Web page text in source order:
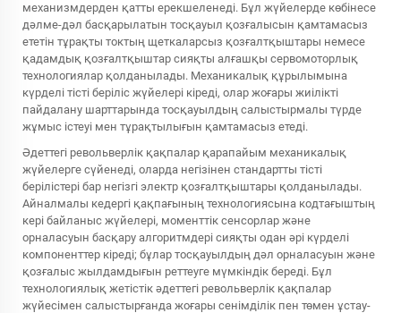
механизмдерден қатты ерекшеленеді. Бұл жүйелерде көбінесе
дәлме-дәл басқарылатын тосқауыл қозғалысын қамтамасыз
ететін тұрақты токтың щеткаларсыз қозғалтқыштары немесе
қадамдық қозғалтқыштар сияқты алғашқы сервомоторлық
технологиялар қолданылады. Механикалық құрылымына
күрделі тісті беріліс жүйелері кіреді, олар жоғары жиілікті
пайдалану шарттарында тосқауылдың салыстырмалы түрде
жұмыс істеуі мен тұрақтылығын қамтамасыз етеді.
Әдеттегі револьверлік қақпалар қарапайым механикалық
жүйелерге сүйенеді, оларда негізінен стандартты тісті
берілістері бар негізгі электр қозғалтқыштары қолданылады.
Айналмалы кедергі қақпағының технологиясына кодтағыштың
кері байланыс жүйелері, моменттік сенсорлар және
орналасуын басқару алгоритмдері сияқты одан әрі күрделі
компоненттер кіреді; бұлар тосқауылдың дәл орналасуын және
қозғалыс жылдамдығын реттеуге мүмкіндік береді. Бұл
технологиялық жетістік әдеттегі револьверлік қақпалар
жүйесімен салыстырғанда жоғары сенімділік пен төмен ұстау-